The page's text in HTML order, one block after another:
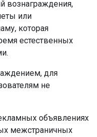
вознаграждения,
или
которая
естественных
для
не
объявлениях
межстраничных